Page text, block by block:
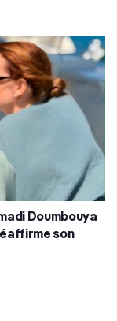
Doumbouya
son